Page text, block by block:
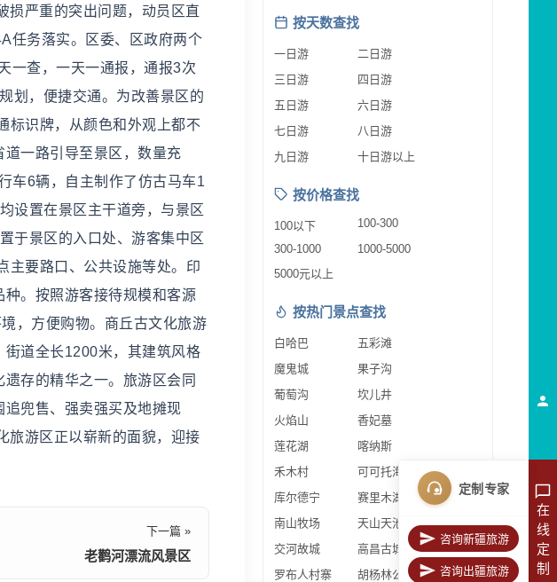
损严重的突出问题，动员区直
任务落实。区委、区政府两个
一查，一天一通报，通报3次
划，便捷交通。为改善景区的
标识牌，从颜色和外观上都不
一路引导至景区，数量充
车6辆，自主制作了仿古马车1
设置在景区主干道旁，与景区
于景区的入口处、游客集中区
主要路口、公共设施等处。印
。按照游客接待规模和客源
，方便购物。商丘古文化旅游
街道全长1200米，其建筑风格
存的精华之一。旅游区会同
兜售、强卖强买及地摊现
旅游区正以崭新的面貌，迎接
下一篇 »
老鹳河漂流风景区
按天数查找
一日游
二日游
三日游
四日游
五日游
六日游
七日游
八日游
九日游
十日游以上
按价格查找
100以下
100-300
300-1000
1000-5000
5000元以上
按热门景点查找
白哈巴
五彩滩
魔鬼城
果子沟
葡萄沟
坎儿井
火焰山
香妃墓
莲花湖
喀纳斯
禾木村
可可托海
库尔德宁
赛里木湖
南山牧场
天山天池
交河故城
高昌古城
罗布人村寨
胡杨林公园
在
线
定
制
定制专家
咨询新疆旅游
咨询出疆旅游